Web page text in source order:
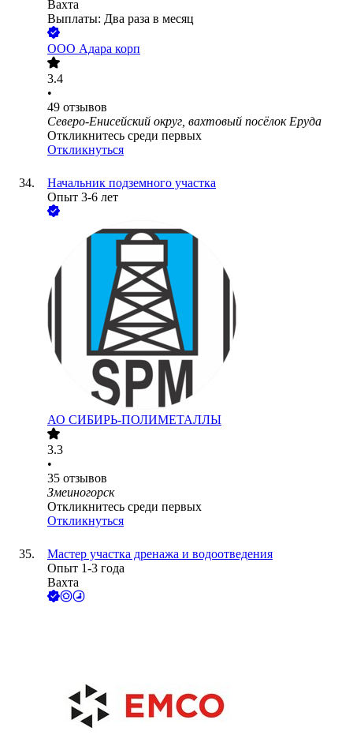
Вахта
Выплаты: Два раза в месяц
ООО Адара корп
3.4
•
49 отзывов
Северо-Енисейский округ, вахтовый посёлок Еруда
Откликнитесь среди первых
Откликнуться
Начальник подземного участка
Опыт 3-6 лет
АО СИБИРЬ-ПОЛИМЕТАЛЛЫ
3.3
•
35 отзывов
Змеиногорск
Откликнитесь среди первых
Откликнуться
Мастер участка дренажа и водоотведения
Опыт 1-3 года
Вахта